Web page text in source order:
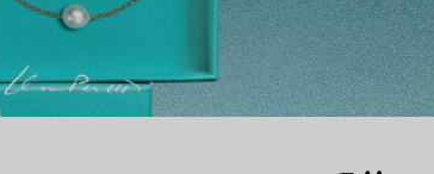
Alliances pour hommes Bagues pour